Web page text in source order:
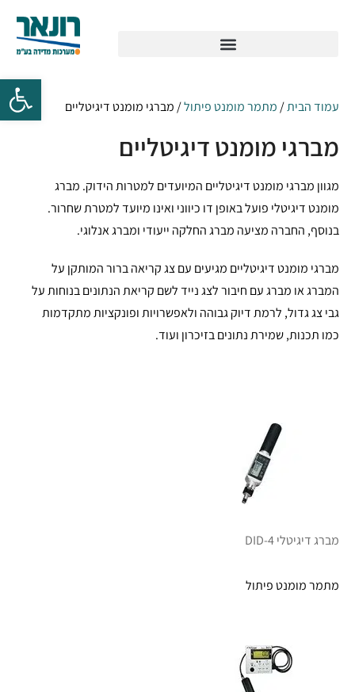
עמוד הבית/ מתמר מומנט פיתול/ מברגי מומנט דיגיטליים
מברגי מומנט דיגיטליים
מגוון מברגי מומנט דיגיטליים המיועדים למטרות הידוק. מברג
מומנט דיגיטלי פועל באופן דו כיווני ואינו מיועד למטרת שחרור.
בנוסף, החברה מציעה מברג החלקה ייעודי ומברג אנלוגי.
מברגי מומנט דיגיטליים מגיעים עם צג קריאה ברור המותקן על
המברג או מברג עם חיבור לצג נייד לשם קריאת הנתונים בנוחות על
גבי צג גדול, לרמת דיוק גבוהה ולאפשרויות ופונקציות מתקדמות
כמו תכנות, שמירת נתונים בזיכרון ועוד.
מברג דיגיטלי DID-4
מתמר מומנט פיתול